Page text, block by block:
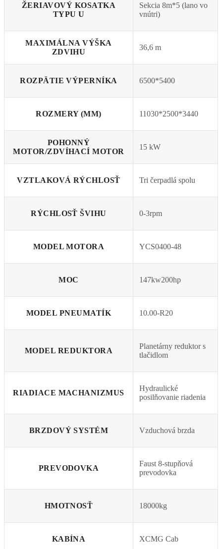
ŽERIAVOVÝ KOSATKA
TYPU U
Sekcia 8m*5 (lano vo
vnútri)
MAXIMÁLNA VÝŠKA
ZDVIHU
36,6 m
ROZPÄTIE VÝPERNÍKA 6500*5400
ROZMERY (MM) 11030*2500*3440
POHONNÝ
MOTOR/ZDVÍHACÍ MOTOR
15 kW
VZTLAKOVÁ RÝCHLOSŤ Tri čerpadlá spolu
RÝCHLOSŤ ŠVIHU 0-3rpm
MODEL MOTORA YCS0400-48
MOC 147kw200hp
MODEL PNEUMATÍK 10.00-R20
MODEL REDUKTORA
Planetárny reduktor s
tlačidlom
RIADIACE MACHANIZMUS
Hydraulické
posilňovanie riadenia
BRZDOVÝ SYSTÉM Vzduchová brzda
PREVODOVKA
Faust 8-stupňová
prevodovka
HMOTNOSŤ 18000kg
KABÍNA XCMG Cab